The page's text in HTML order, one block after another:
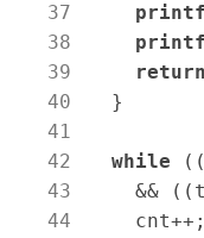
printf
printf
return
  }
while
&&
    cnt++;